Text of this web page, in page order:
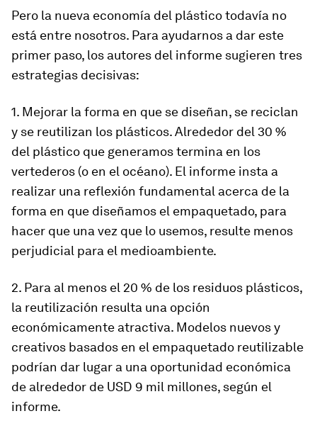
Pero la nueva economía del plástico todavía no
está entre nosotros. Para ayudarnos a dar este
primer paso, los autores del informe sugieren tres
estrategias decisivas:
1. Mejorar la forma en que se diseñan, se reciclan
y se reutilizan los plásticos. Alrededor del 30 %
del plástico que generamos termina en los
vertederos (o en el océano). El informe insta a
realizar una reflexión fundamental acerca de la
forma en que diseñamos el empaquetado, para
hacer que una vez que lo usemos, resulte menos
perjudicial para el medioambiente.
2. Para al menos el 20 % de los residuos plásticos,
la reutilización resulta una opción
económicamente atractiva. Modelos nuevos y
creativos basados en el empaquetado reutilizable
podrían dar lugar a una oportunidad económica
de alrededor de USD 9 mil millones, según el
informe.